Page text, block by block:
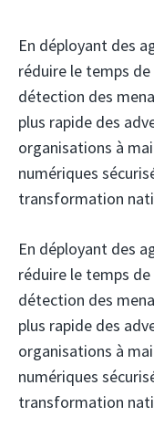
En déployant des
réduire le temps
détection des
plus rapide des
organisations à
numériques
transformation
En déployant des
réduire le temps
détection des
plus rapide des
organisations à
numériques
transformation